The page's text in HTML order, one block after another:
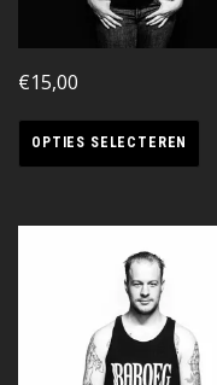
€15,00
OPTIES SELECTEREN